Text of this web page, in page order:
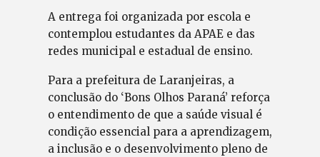
A entrega foi organizada por escola e
contemplou estudantes da APAE e das
redes municipal e estadual de ensino.
Para a prefeitura de Laranjeiras, a
conclusão do ‘Bons Olhos Paraná’ reforça
o entendimento de que a saúde visual é
condição essencial para a aprendizagem,
a inclusão e o desenvolvimento pleno de